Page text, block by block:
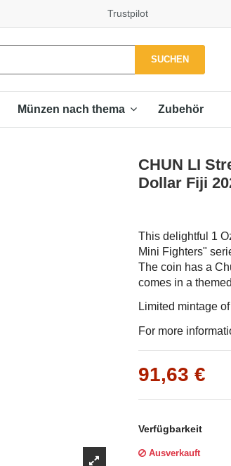
Trustpilot
SUCHEN
Münzen nach thema Zubehör
CHUN LI
Dollar Fiji
This delightful 1
Mini Fighters"
The coin has a
comes in a
Limited mintage
For more
91,63 €
Verfügbarkeit
Ausverkauft